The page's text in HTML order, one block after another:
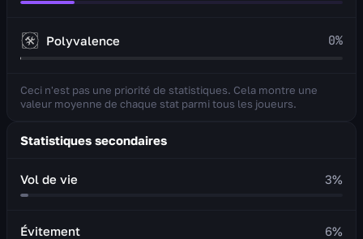
Polyvalence 0%
Ceci n'est pas une priorité de statistiques. Cela montre une
valeur moyenne de chaque stat parmi tous les joueurs.
Statistiques secondaires
Vol de vie 3%
Évitement 6%